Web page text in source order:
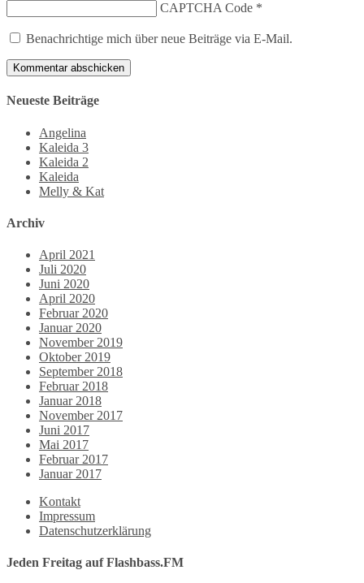
CAPTCHA Code *
Benachrichtige mich über neue Beiträge via E-Mail.
Neueste Beiträge
Angelina
Kaleida 3
Kaleida 2
Kaleida
Melly & Kat
Archiv
April 2021
Juli 2020
Juni 2020
April 2020
Februar 2020
Januar 2020
November 2019
Oktober 2019
September 2018
Februar 2018
Januar 2018
November 2017
Juni 2017
Mai 2017
Februar 2017
Januar 2017
Kontakt
Impressum
Datenschutzerklärung
Jeden Freitag auf Flashbass.FM